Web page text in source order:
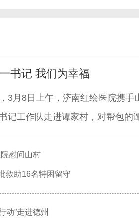
书记 我们为幸福
3月8日上午，济南红绘医院携手
记工作队走进谭家村，对帮包的
李
慰问山村
救助16名特困留守
动”走进德州